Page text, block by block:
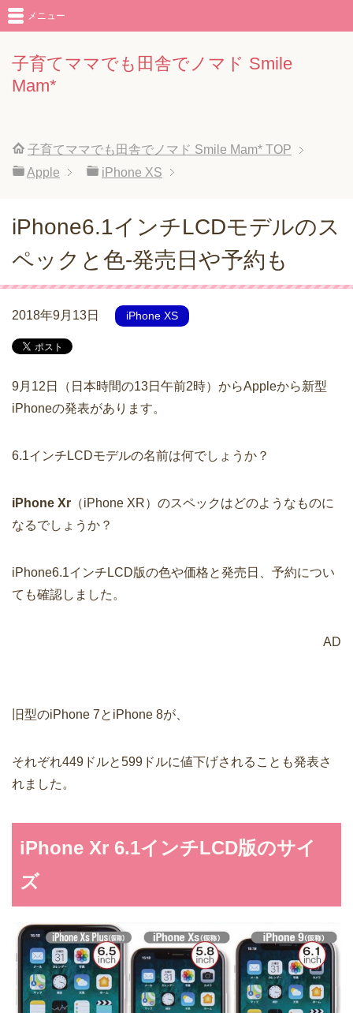
子育てママでも田舎でノマド Smile
Mam*
メニュー
子育てママでも田舎でノマド Smile Mam* TOP
Apple
iPhone XS
iPhone6.1インチLCDモデルのス
ペックと色-発売日や予約も
2018年9月13日 iPhone XS
9月12日（日本時間の13日午前2時）からAppleから新型
iPhoneの発表があります。
6.1インチLCDモデルの名前は何でしょうか？
iPhone Xr （iPhone XR）のスペックはどのようなものに
なるでしょうか？
iPhone6.1インチLCD版の色や価格と発売日、予約につい
ても確認しました。
AD
旧型のiPhone 7とiPhone 8が、
それぞれ449ドルと599ドルに値下げされることも発表さ
れました。
iPhone Xr 6.1インチLCD版のサイ
ズ